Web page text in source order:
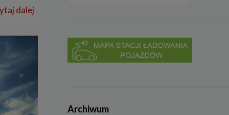
dalej
Archiwum